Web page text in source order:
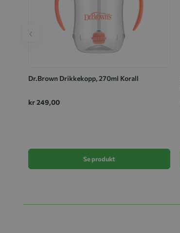
Dr.Brown Drikkekopp, 270ml Korall
kr 249,00
Se produkt
‹